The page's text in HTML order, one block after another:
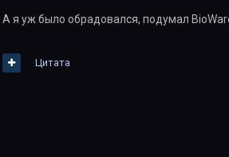
А я уж было обрадовался, подумал
Цитата